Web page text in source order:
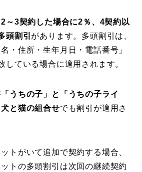
2～3契約した場合に2％、4契約以
頭割引 があります。多頭割引は、
・住所・生年月日・電話番号」
している場合に適用されます。
「うちの子」と「うちの子ライ
犬と猫の組合せでも割引が適用さ
トがいて追加で契約する場合、
トの多頭割引は次回の継続契約